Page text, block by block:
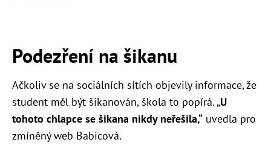
Podezření na šikanu
Ačkoliv se na sociálních sítích objevily informace, že
student měl být šikanován, škola to popírá. „U
tohoto chlapce se šikana nikdy neřešila,“ uvedla pro
zmíněný web Babicová.